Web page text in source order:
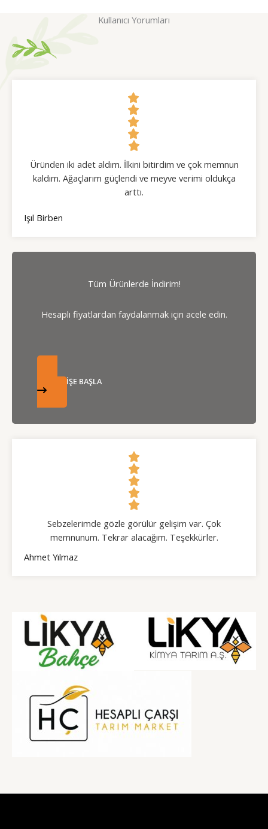
Kullanıcı Yorumları
Üründen iki adet aldım. İlkini bitirdim ve çok memnun
kaldım. Ağaçlarım güçlendi ve meyve verimi oldukça
arttı.
Işıl Birben
Tüm Ürünlerde İndirim!
Hesaplı fiyatlardan faydalanmak için acele edin.
ALIŞVERİŞE BAŞLA
Sebzelerimde gözle görülür gelişim var. Çok
memnunum. Tekrar alacağım. Teşekkürler.
Ahmet Yılmaz